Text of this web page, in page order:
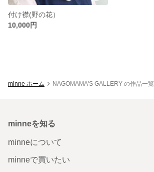
付け襟(野の花）
10,000円
minne ホーム NAGOMAMA'S GALLERY の作品一覧
minneを知る
minneについて
minneで買いたい